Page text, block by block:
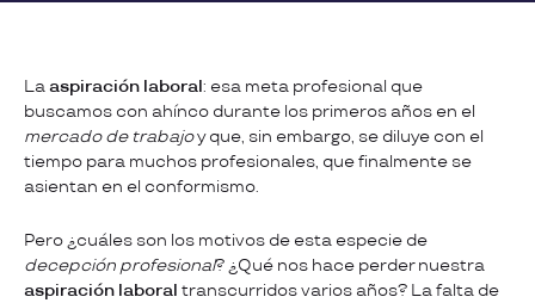
Laaspiración laboral: esa meta profesional que
buscamos con ahínco durante los primeros años en el
mercado de trabajoy que, sin embargo, se diluye con el
tiempo para muchos profesionales, que finalmente se
asientan en el conformismo.
Pero ¿cuáles son los motivos de esta especie de
decepción profesional? ¿Qué nos hace perder nuestra
aspiración laboral transcurridos varios años? La falta de